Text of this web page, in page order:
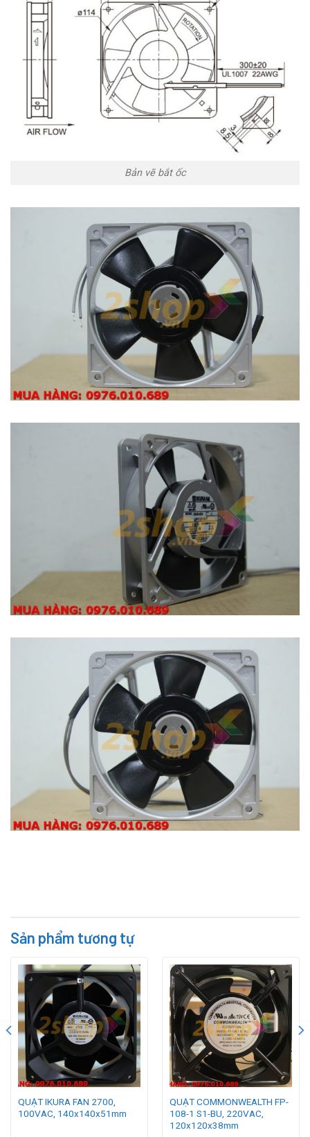
Bản vẽ bắt ốc
Sản phẩm tương tự
QUẠT IKURA FAN 2700,
100VAC, 140x140x51mm
QUẠT COMMONWEALTH FP-
108-1 S1-BU, 220VAC,
120x120x38mm